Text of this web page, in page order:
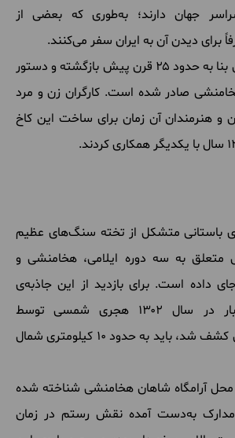
جهان دارند؛ به‌طوری که بعضی از
برای دیدن آن به ایران سفر می‌کنند.
تاریخچه‌ی ساخت این بنا به حدود ۲۵ قرن پیش بازگشته و دستور
صادر شده است. کارگران زن و مرد
و هنرمندان آن زمان برای ساخت این کاخ
باستانی متشکل از تخته سنگ‌های عظیم
متعلق به سه دوره ایلامی، هخامنشی و
داده است. برای بازدید از این جاذبه‌ی
تاریخی که اولین بار در سال ۱۳۰۲ هجری شمسی توسط
باستان‌شناسی آلمانی کشف شد، باید به حدود ۱۰ کیلومتری شمال
محل آرامگاه شاهان هخامنشی شناخته شده
به‌دست آمده نقش رستم در زمان